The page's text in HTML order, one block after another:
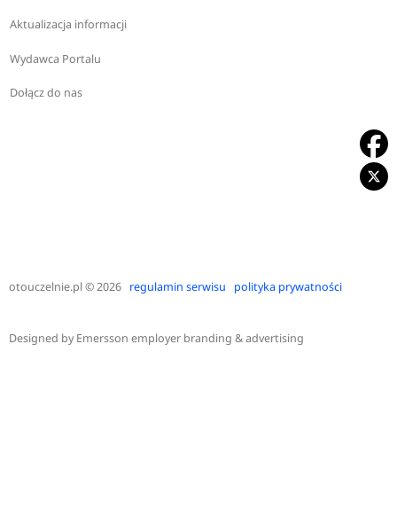
Aktualizacja informacji
Wydawca Portalu
Dołącz do nas
otouczelnie.pl© 2026 regulamin serwisu polityka prywatności
Designed byEmersson employer branding & advertising